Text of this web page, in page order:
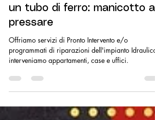
un tubo di ferro: manicotto a
pressare
Offriamo servizi di Pronto Intervento e/o
interveniamo appartamenti, case e uffici.